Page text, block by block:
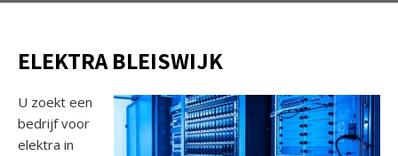
ELEKTRA BLEISWIJK
U zoekt een
bedrijf voor
elektra in